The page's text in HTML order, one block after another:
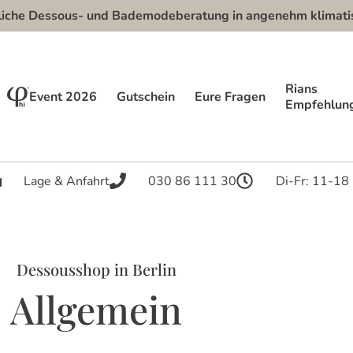
Dessous- und Bademodeberatung in angenehm
Event 2026 Gutschein Eure Fragen
Rians
Lage & Anfahrt 030 86 111 30 Di-Fr: 11-18
Dessousshop in Berlin
Allgemein